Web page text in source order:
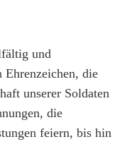
und
die
unserer Soldaten
die
feiern, bis hin